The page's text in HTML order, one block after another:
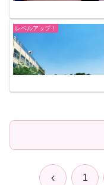
レベルアップ！
前 1